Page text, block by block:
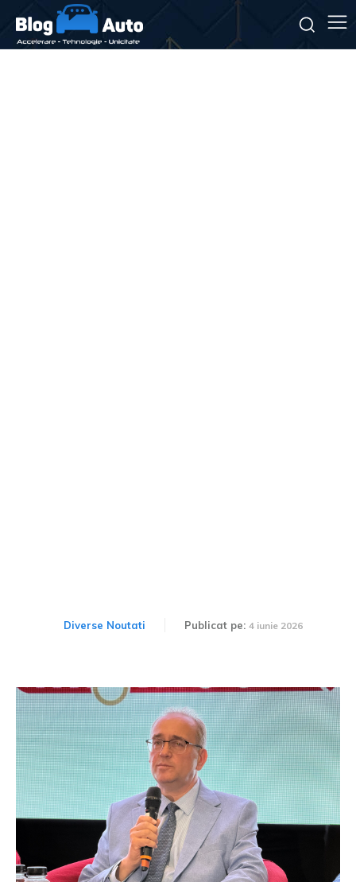
Diverse Noutati Publicat pe: 4 iunie 2026